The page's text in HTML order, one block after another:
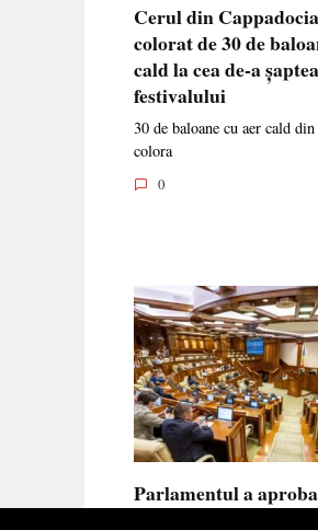
Cerul din
colorat de 30 de
cald la cea de-a
festivalului
30 de baloane cu aer cald
colora
0
Parlamentul a